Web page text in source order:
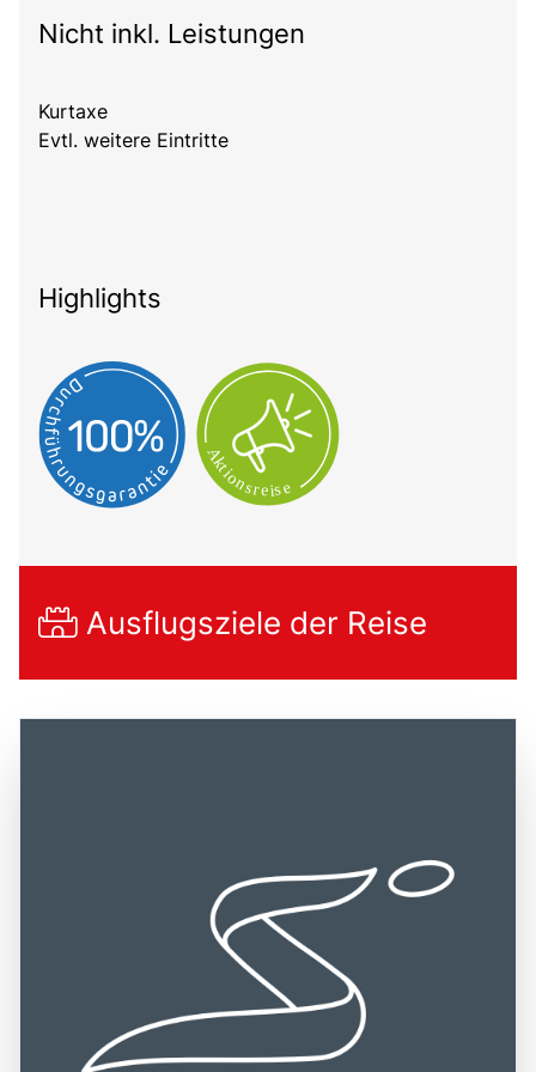
Nicht inkl. Leistungen
Kurtaxe
Evtl. weitere Eintritte
Highlights
Ausflugsziele der Reise